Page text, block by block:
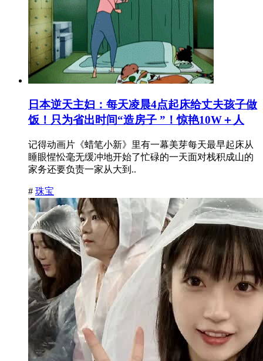
日本逆天主妇：每天凌晨4点起床给丈夫孩子做
饭！只为省出时间“造房子 ”！惊艳10W＋人
记得动画片《蜡笔小新》里有一幕美芽每天最早起床从
睡眼惺忪毫无缓冲地开始了忙碌的一天面对栈积成山的
家务还要负责一家从大到..
# 珠宝